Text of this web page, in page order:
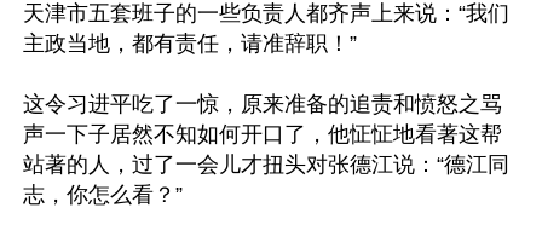
天津市五套班子的一些负责人都齐声上来说：“我们
主政当地，都有责任，请准辞职！”
这令习进平吃了一惊，原来准备的追责和愤怒之骂
声一下子居然不知如何开口了，他怔怔地看著这帮
站著的人，过了一会儿才扭头对张德江说：“德江同
志，你怎么看？”